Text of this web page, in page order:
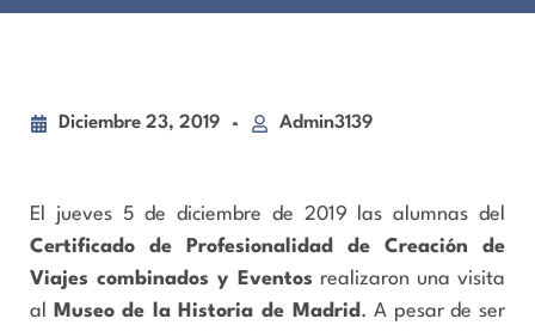
Diciembre 23, 2019 Admin3139
El jueves 5 de diciembre de 2019 las alumnas del
Certificado de Profesionalidad de Creación de
Viajes combinados y Eventos realizaron una visita
al
Museo de la Historia de Madrid . A pesar de ser